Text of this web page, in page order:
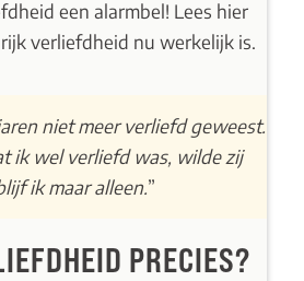
een alarmbel! Lees hier
verliefdheid nu werkelijk is.
niet meer verliefd geweest.
ik wel verliefd was, wilde zij
ik maar alleen.”
PRECIES?